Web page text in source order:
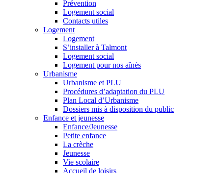
Prévention
Logement social
Contacts utiles
Logement
Logement
S’installer à Talmont
Logement social
Logement pour nos aînés
Urbanisme
Urbanisme et PLU
Procédures d’adaptation du PLU
Plan Local d’Urbanisme
Dossiers mis à disposition du public
Enfance et jeunesse
Enfance/Jeunesse
Petite enfance
La crèche
Jeunesse
Vie scolaire
Accueil de loisirs